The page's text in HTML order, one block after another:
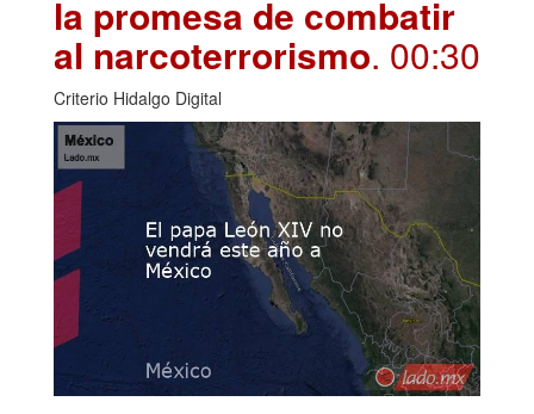
la promesa de combatir
al narcoterrorismo. 00:30
Criterio Hidalgo Digital